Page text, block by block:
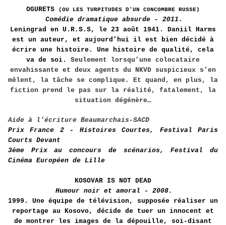
OGURETS (OU LES TURPITUDES D'UN CONCOMBRE RUSSE)
Comédie dramatique absurde - 2011.
Leningrad en U.R.S.S, le 23 août 1941. Daniil Harms
est un auteur, et aujourd’hui il est bien décidé à
écrire une histoire. Une histoire de qualité, cela
va de soi.
Seulement lorsqu’une colocataire
envahissante et deux agents du NKVD suspicieux s’en
mêlent, la tâche se complique. Et quand, en plus, la
fiction prend le pas sur la réalité, fatalement, la
situation dégénère…
Aide à l'écriture Beaumarchais-SACD
Prix France 2 - Histoires Courtes, Festival Paris
Courts Devant
3ème Prix au concours de scénarios, Festival du
Cinéma Européen de Lille
KOSOVAR IS NOT DEAD
Humour noir et amoral - 2008.
1999. Une équipe de télévision, supposée réaliser un
reportage au Kosovo, décide de tuer un innocent et
de montrer les images de la dépouille, soi-disant